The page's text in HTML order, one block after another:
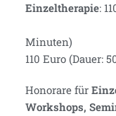
Einzeltherapie:
110 Euro
Honorare für
Workshops,